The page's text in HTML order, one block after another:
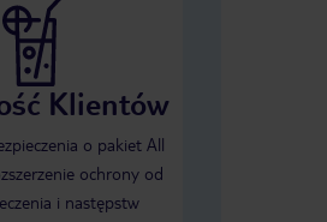
Klientów
o pakiet All
ochrony od
i następstw